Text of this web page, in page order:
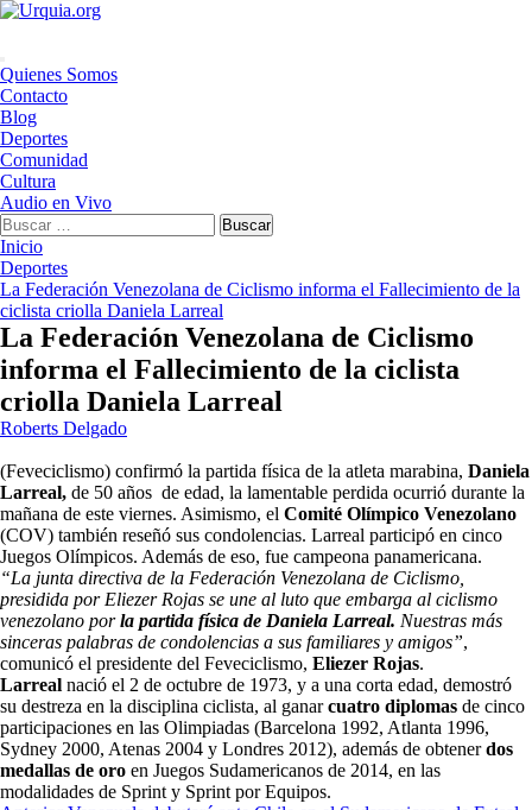
Saltar
Menú
principal
Quienes Somos
Contacto
Blog
Deportes
Comunidad
Cultura
Audio en Vivo
Buscar:
Inicio
Deportes
La Federación Venezolana de Ciclismo informa el Fallecimiento de la
ciclista criolla Daniela Larreal
La Federación Venezolana de Ciclismo
informa el Fallecimiento de la ciclista
criolla Daniela Larreal
Roberts Delgado
(Feveciclismo) confirmó la partida física de la atleta marabina, Daniela
Larreal, de 50 años de edad, la lamentable perdida ocurrió durante la
mañana de este viernes. Asimismo, el Comité Olímpico Venezolano
(COV) también reseñó sus condolencias. Larreal participó en cinco
Juegos Olímpicos. Además de eso, fue campeona panamericana.
“La junta directiva de la Federación Venezolana de Ciclismo,
presidida por Eliezer Rojas se une al luto que embarga al ciclismo
venezolano porla partida física de Daniela Larreal. Nuestras más
sinceras palabras de condolencias a sus familiares y amigos”,
comunicó el presidente del Feveciclismo, Eliezer Rojas.
Larreal nació el 2 de octubre de 1973, y a una corta edad, demostró
su destreza en la disciplina ciclista, al ganarcuatro diplomas de cinco
participaciones en las Olimpiadas (Barcelona 1992, Atlanta 1996,
Sydney 2000, Atenas 2004 y Londres 2012), además de obtenerdos
medallas de oro en Juegos Sudamericanos de 2014, en las
modalidades de Sprint y Sprint por Equipos.